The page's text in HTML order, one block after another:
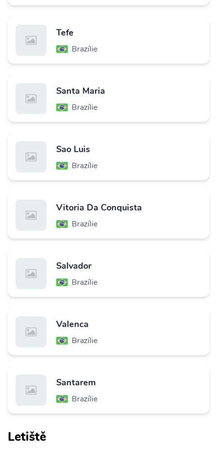
Tefe
Brazílie
Santa Maria
Brazílie
Sao Luis
Brazílie
Vitoria Da Conquista
Brazílie
Salvador
Brazílie
Valenca
Brazílie
Santarem
Brazílie
Letiště